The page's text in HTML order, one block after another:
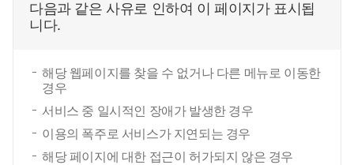
다음과 같은 사유로 인하여 이 페이지가 표시됩
니다.
해당 웹페이지를 찾을 수 없거나 다른 메뉴로 이동한
경우
서비스 중 일시적인 장애가 발생한 경우
이용의 폭주로 서비스가 지연되는 경우
해당 페이지에 대한 접근이 허가되지 않은 경우